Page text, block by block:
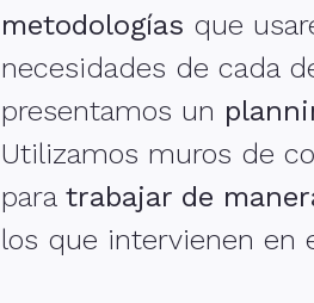
metodologías que
necesidades de cada
presentamos un
Utilizamos muros de
para trabajar de
los que intervienen en